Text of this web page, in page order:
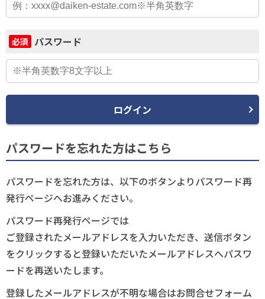
必須 パスワード
ログイン
パスワードを忘れた方はこちら
パスワードを忘れた方は、以下のボタンよりパスワード再
発行ページへお進みください。
パスワード再発行ページでは
ご登録されたメールアドレスを入力いただき、送信ボタン
をクリックすると登録いただいたメールアドレスへパスワ
ードを再送いたします。
登録したメールアドレスが不明な場合はお問合せフォーム